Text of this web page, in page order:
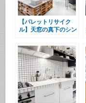
【パレットリサイク
ル】天窓の真下のシン